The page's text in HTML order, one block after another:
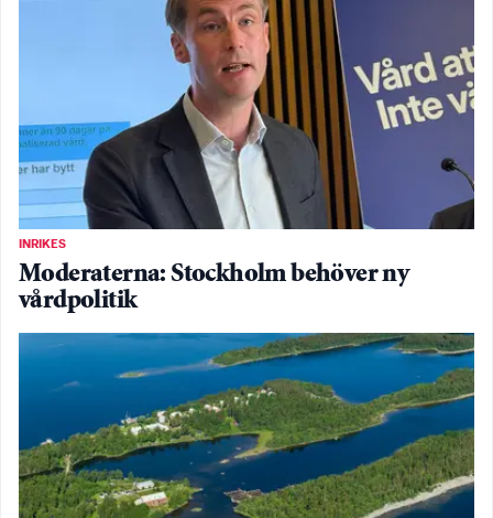
INRIKES
Moderaterna: Stockholm behöver ny
vårdpolitik